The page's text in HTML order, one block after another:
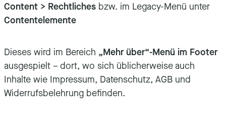
Content > Rechtliches bzw. im Legacy-Menü unter
Contentelemente
Dieses wird im Bereich „Mehr über“-Menü im Footer
ausgespielt – dort, wo sich üblicherweise auch
Inhalte wie Impressum, Datenschutz, AGB und
Widerrufsbelehrung befinden.